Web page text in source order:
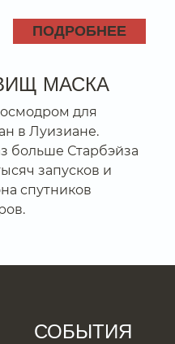
ПОДРОБНЕЕ
МАСКА
для
в Луизиане.
больше Старбэйза
запусков и
спутников
СОБЫТИЯ